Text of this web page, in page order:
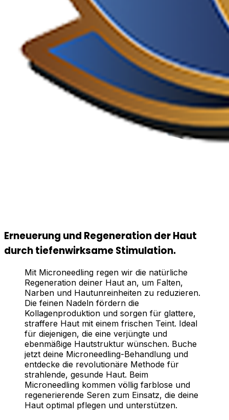
Erneuerung und Regeneration der Haut
durch tiefenwirksame Stimulation.
Mit Microneedling regen wir die natürliche
Regeneration deiner Haut an, um Falten,
Narben und Hautunreinheiten zu reduzieren.
Die feinen Nadeln fördern die
Kollagenproduktion und sorgen für glattere,
straffere Haut mit einem frischen Teint. Ideal
für diejenigen, die eine verjüngte und
ebenmäßige Hautstruktur wünschen. Buche
jetzt deine Microneedling-Behandlung und
entdecke die revolutionäre Methode für
strahlende, gesunde Haut. Beim
Microneedling kommen völlig farblose und
regenerierende Seren zum Einsatz, die deine
Haut optimal pflegen und unterstützen.